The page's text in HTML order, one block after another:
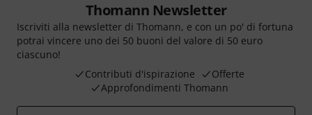
Thomann Newsletter
Iscriviti alla newsletter di Thomann, e con un po' di fortuna
potrai vincere uno dei 50 buoni del valore di 50 euro
ciascuno!
Contributi d'ispirazione
Offerte
Approfondimenti Thomann